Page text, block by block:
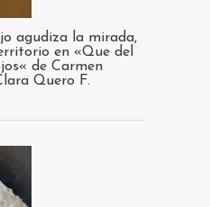
agudiza la mirada,
en «Que del
de Carmen
Quero F.